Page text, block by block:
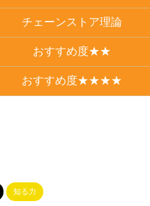
チェーンストア理論
おすすめ度★★
おすすめ度★★★★
知る力